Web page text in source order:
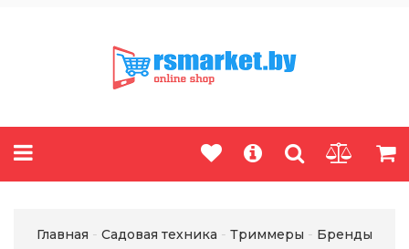
Главная Садовая техника Триммеры
Бренды